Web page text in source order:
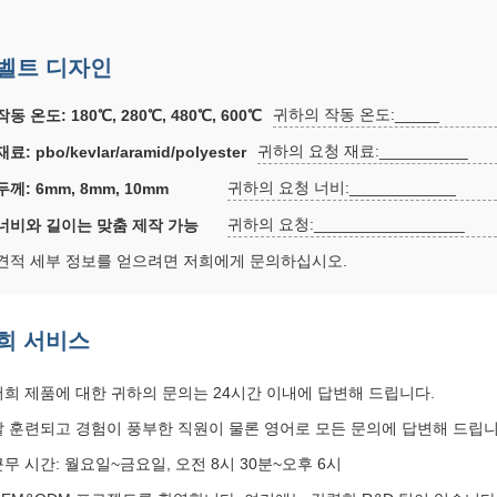
트 디자인
동 온도: 180℃, 280℃, 480℃, 600℃ 귀하의 작동 온도:_____
료: pbo/kevlar/aramid/polyester 귀하의 요청 재료:__________
께: 6mm, 8mm, 10mm 귀하의 요청 너비:____________
비와 길이는 맞춤 제작 가능 귀하의 요청:_________________
적 세부 정보를 얻으려면 저희에게 문의하십시오.
서비스
희 제품에 대한 귀하의 문의는 24시간 이내에 답변해 드립니다.
훈련되고 경험이 풍부한 직원이 물론 영어로 모든 문의에 답변해 드립
무 시간: 월요일~금요일, 오전 8시 30분~오후 6시